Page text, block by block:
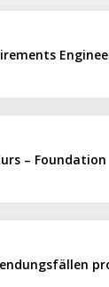
– Foundation